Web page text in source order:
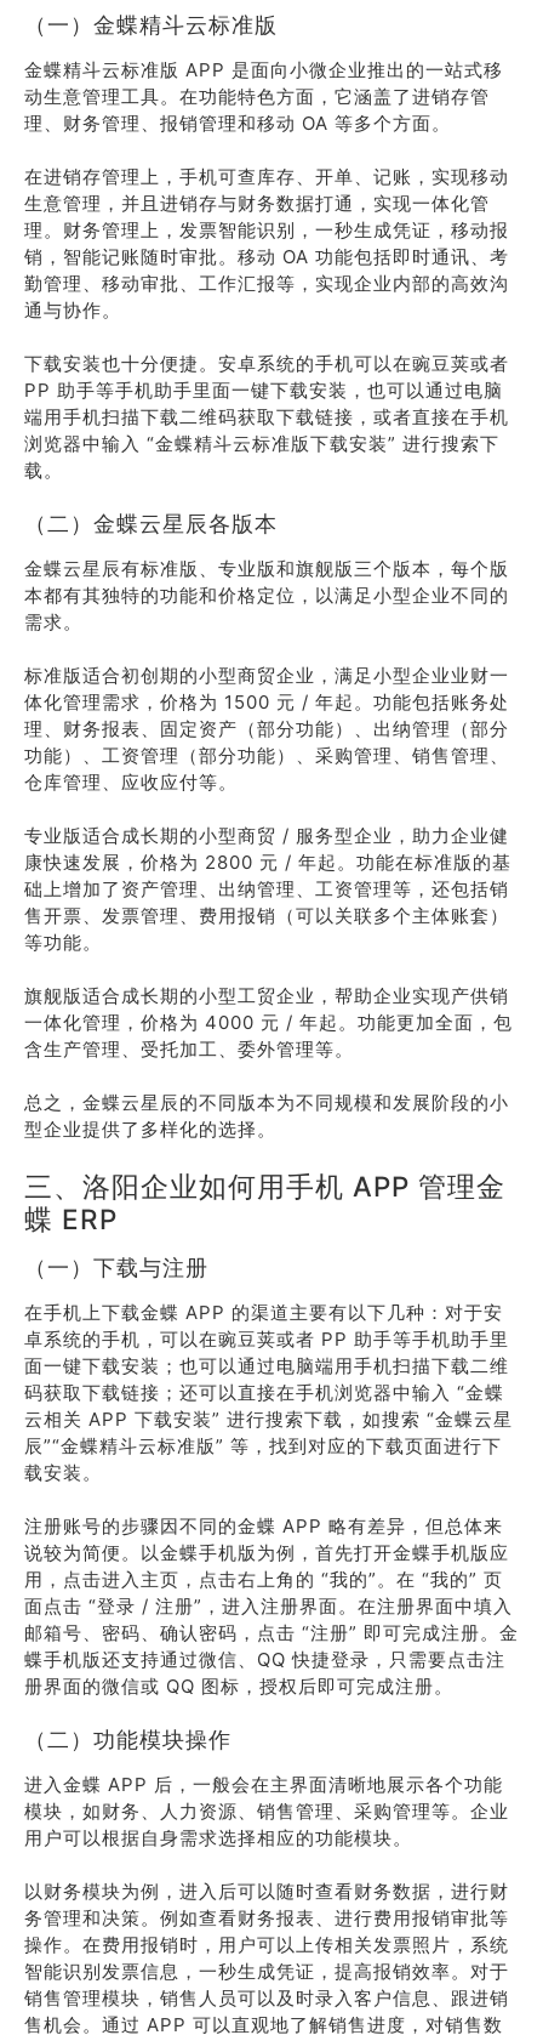
（一）金蝶精斗云标准版
金蝶精斗云标准版 APP 是面向小微企业推出的一站式移
动生意管理工具。在功能特色方面，它涵盖了进销存管
理、财务管理、报销管理和移动 OA 等多个方面。
在进销存管理上，手机可查库存、开单、记账，实现移动
生意管理，并且进销存与财务数据打通，实现一体化管
理。财务管理上，发票智能识别，一秒生成凭证，移动报
销，智能记账随时审批。移动 OA 功能包括即时通讯、考
勤管理、移动审批、工作汇报等，实现企业内部的高效沟
通与协作。
下载安装也十分便捷。安卓系统的手机可以在豌豆荚或者
PP 助手等手机助手里面一键下载安装，也可以通过电脑
端用手机扫描下载二维码获取下载链接，或者直接在手机
浏览器中输入 “金蝶精斗云标准版下载安装” 进行搜索下
载。
（二）金蝶云星辰各版本
金蝶云星辰有标准版、专业版和旗舰版三个版本，每个版
本都有其独特的功能和价格定位，以满足小型企业不同的
需求。
标准版适合初创期的小型商贸企业，满足小型企业业财一
体化管理需求，价格为 1500 元 / 年起。功能包括账务处
理、财务报表、固定资产（部分功能）、出纳管理（部分
功能）、工资管理（部分功能）、采购管理、销售管理、
仓库管理、应收应付等。
专业版适合成长期的小型商贸 / 服务型企业，助力企业健
康快速发展，价格为 2800 元 / 年起。功能在标准版的基
础上增加了资产管理、出纳管理、工资管理等，还包括销
售开票、发票管理、费用报销（可以关联多个主体账套）
等功能。
旗舰版适合成长期的小型工贸企业，帮助企业实现产供销
一体化管理，价格为 4000 元 / 年起。功能更加全面，包
含生产管理、受托加工、委外管理等。
总之，金蝶云星辰的不同版本为不同规模和发展阶段的小
型企业提供了多样化的选择。
三、洛阳企业如何用手机 APP 管理金
蝶 ERP
（一）下载与注册
在手机上下载金蝶 APP 的渠道主要有以下几种：对于安
卓系统的手机，可以在豌豆荚或者 PP 助手等手机助手里
面一键下载安装；也可以通过电脑端用手机扫描下载二维
码获取下载链接；还可以直接在手机浏览器中输入 “金蝶
云相关 APP 下载安装” 进行搜索下载，如搜索 “金蝶云星
辰”“金蝶精斗云标准版” 等，找到对应的下载页面进行下
载安装。
注册账号的步骤因不同的金蝶 APP 略有差异，但总体来
说较为简便。以金蝶手机版为例，首先打开金蝶手机版应
用，点击进入主页，点击右上角的 “我的”。在 “我的” 页
面点击 “登录 / 注册”，进入注册界面。在注册界面中填入
邮箱号、密码、确认密码，点击 “注册” 即可完成注册。金
蝶手机版还支持通过微信、QQ 快捷登录，只需要点击注
册界面的微信或 QQ 图标，授权后即可完成注册。
（二）功能模块操作
进入金蝶 APP 后，一般会在主界面清晰地展示各个功能
模块，如财务、人力资源、销售管理、采购管理等。企业
用户可以根据自身需求选择相应的功能模块。
以财务模块为例，进入后可以随时查看财务数据，进行财
务管理和决策。例如查看财务报表、进行费用报销审批等
操作。在费用报销时，用户可以上传相关发票照片，系统
智能识别发票信息，一秒生成凭证，提高报销效率。对于
销售管理模块，销售人员可以及时录入客户信息、跟进销
售机会。通过 APP 可以直观地了解销售进度，对销售数